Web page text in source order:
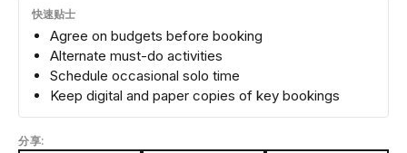
快速贴士
Agree on budgets before booking
Alternate must-do activities
Schedule occasional solo time
Keep digital and paper copies of key bookings
分享: